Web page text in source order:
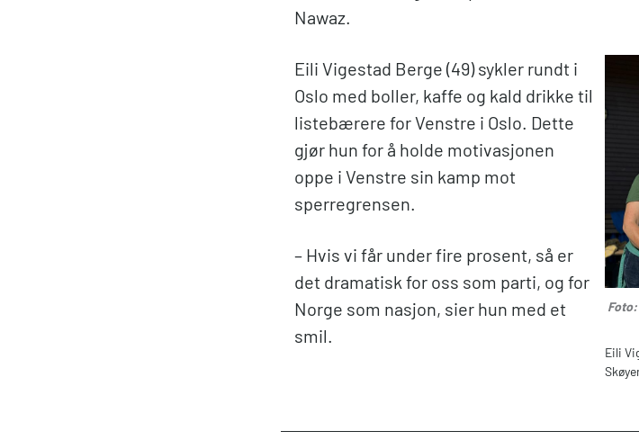
Nawaz.
Foto:
Eili
Eili Vigestad Berge (49) sykler rundt i
Oslo med boller, kaffe og kald drikke til
listebærere for Venstre i Oslo. Dette
gjør hun for å holde motivasjonen
oppe i Venstre sin kamp mot
sperregrensen.
– Hvis vi får under fire prosent, så er
det dramatisk for oss som parti, og for
Norge som nasjon, sier hun med et
smil.